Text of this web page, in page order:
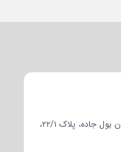
آتاکوی ۷-۸-۹-۱۰ قسم محله، چوبان‌چشمه E-5 یان یول جاده، پلاک ۲۲/۱،